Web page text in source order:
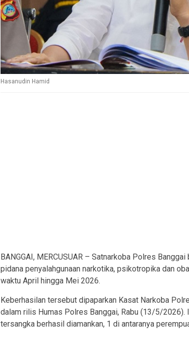
Hasanudin Hamid
BANGGAI, MERCUSUAR – Satnarkoba Polres
pidana penyalahgunaan narkotika, psikotropika dan
waktu April hingga Mei 2026.
Keberhasilan tersebut dipaparkan Kasat Narkoba
dalam rilis Humas Polres Banggai, Rabu (13/5/2026).
tersangka berhasil diamankan, 1 di antaranya